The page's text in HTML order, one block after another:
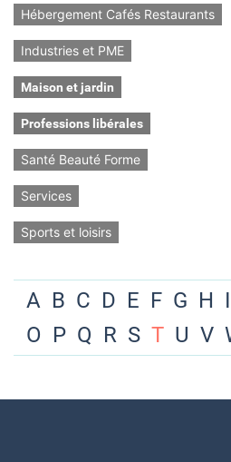
Hébergement Cafés Restaurants
Industries et PME
Maison et jardin
Professions libérales
Santé Beauté Forme
Services
Sports et loisirs
A B C D E F G H I
O P Q R S T U V